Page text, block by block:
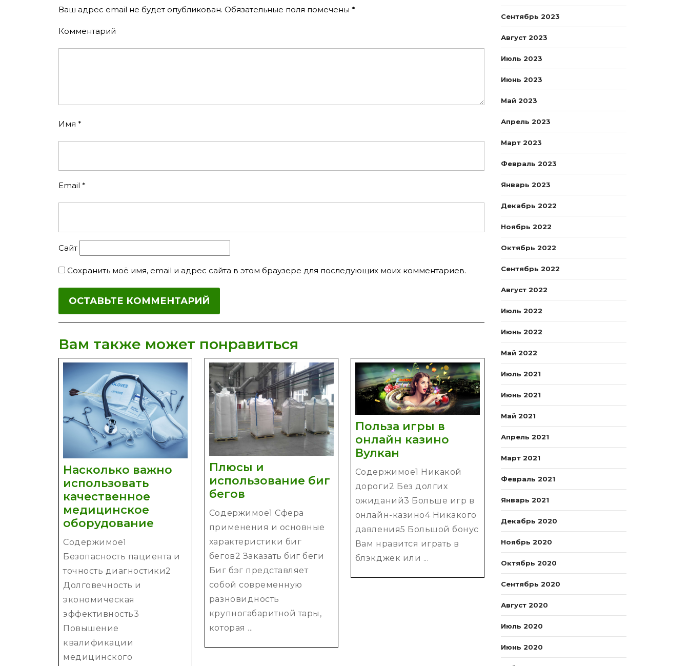
Ваш адрес email не будет опубликован. Обязательные поля помечены *
Комментарий
Имя *
Email *
Сайт
Сохранить моё имя, email и адрес сайта в этом браузере для последующих моих комментариев.
Вам также может понравиться
Насколько важно
использовать
качественное
медицинское
оборудование Насколько
использовать
качественное
медицинское
оборудование
Содержимое1
Безопасность пациента и
точность диагностики2
Долговечность и
экономическая
эффективность3
Повышение
квалификации
медицинского
Плюсы и
использование биг
беговПлюсы
использование
биг
бегов
Содержимое1 Сфера
применения и основные
характеристики биг
бегов2 Заказать биг беги
Биг бэг представляет
собой современную
разновидность
крупногабаритной тары,
которая ...
Польза игры в
онлайн казино
Вулкан
игры
в
онлайн
казино
Вулкан
Содержимое1 Никакой
дороги2 Без долгих
ожиданий3 Больше игр в
онлайн-казино4 Никакого
давления5 Большой бонус
Вам нравится играть в
блэкджек или ...
Сентябрь 2023
Август 2023
Июль 2023
Июнь 2023
Май 2023
Апрель 2023
Март 2023
Февраль 2023
Январь 2023
Декабрь 2022
Ноябрь 2022
Октябрь 2022
Сентябрь 2022
Август 2022
Июль 2022
Июнь 2022
Май 2022
Июль 2021
Июнь 2021
Май 2021
Апрель 2021
Март 2021
Февраль 2021
Январь 2021
Декабрь 2020
Ноябрь 2020
Октябрь 2020
Сентябрь 2020
Август 2020
Июль 2020
Июнь 2020